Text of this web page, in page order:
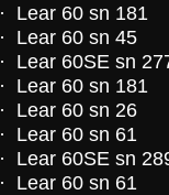
· Lear 60 sn 181
· Lear 60 sn 45
· Lear 60SE sn
· Lear 60 sn 181
· Lear 60 sn 26
· Lear 60 sn 61
· Lear 60SE sn
· Lear 60 sn 61